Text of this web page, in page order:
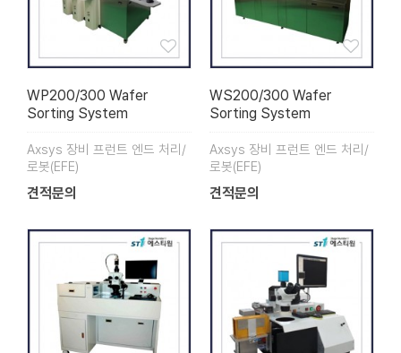
WP200/300 Wafer
Sorting System
Axsys 장비 프런트 엔드 처리/
로봇(EFE)
견적문의
WS200/300 Wafer
Sorting System
Axsys 장비 프런트 엔드 처리/
로봇(EFE)
견적문의